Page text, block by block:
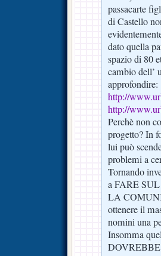
passacarte
di Castello
dato quella
spazio di 80
cambio dell’
approfondire:
http://
http://
Perchè non
progetto? In
lui può
problemi a
Tornando
a FARE
LA
ottenere il
nomini una
Insomma